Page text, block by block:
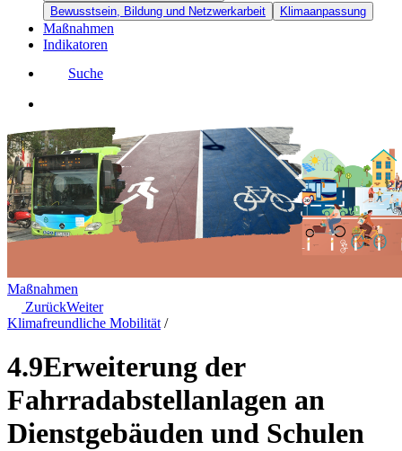
Bewusstsein, Bildung und Netzwerkarbeit
Klimaanpassung
Maßnahmen
Indikatoren
Suche
Maßnahmen
ZurückWeiter
Klimafreundliche Mobilität /
4.9Erweiterung der
Fahrradabstellanlagen an
Dienstgebäuden und Schulen